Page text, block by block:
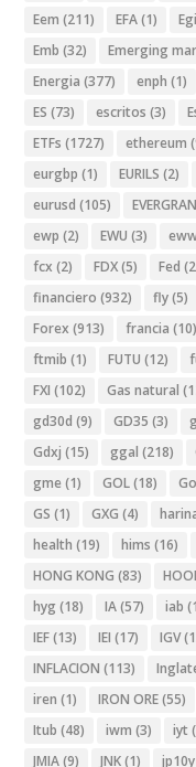
Eem (211) EFA(1)
Emb (32) Emerging
Energia (377) enph (1)
ES (73) escritos (3)
ETFs (1727) ethereum
eurgbp (1) EURILS (2)
eurusd (105)
ewp (2) EWU (3)
fcx (2) FDX(5) Fed
financiero (932) fly(5)
Forex (913) francia (10)
ftmib (1) FUTU (12)
FXI (102) Gas natural
gd30d (9) GD35 (3)
Gdxj (15) ggal (218)
gme (1) GOL(18)
GS (1) GXG (4)
health (19) hims (16)
HONG KONG (83)
hyg (18) IA(57) iab
IEF(13) IEI (17) IGV
INFLACION (113)
iren (1) IRON ORE(55)
Itub (48) iwm (3) iyt
JMIA(9) JNK(1) jp10y